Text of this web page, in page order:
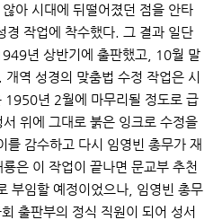
아 시대에 뒤떨어졌던 점을 안타
경 작업에 착수했다. 그 결과 일단
년 상반기에 출판했고, 10월 말
역 성경의 맞춤법 수정 작업은 시
1950년 2월에 마무리될 정도로 급
위에 그대로 붉은 잉크로 수정을
를 감수하고 다시 임영빈 총무가 재
은 이 작업이 끝나면 문교부 추천
부임할 예정이었으나, 임영빈 총무
출판부의 정식 직원이 되어 성서